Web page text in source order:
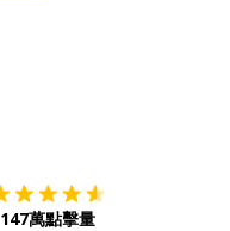
147萬點擊量